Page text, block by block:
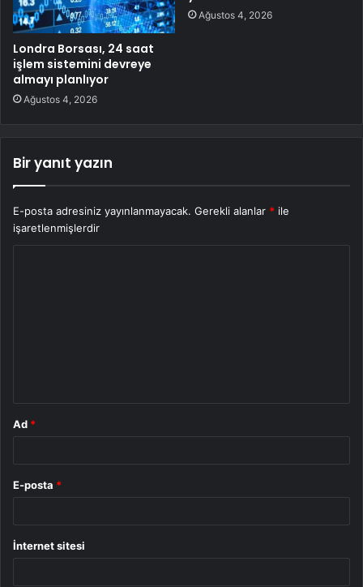
Londra Borsası, 24 saat
işlem sistemini devreye
almayı planlıyor
Ağustos 4, 2026
Ağustos 4, 2026
Bir yanıt yazın
E-posta adresiniz yayınlanmayacak. Gerekli alanlar * ile
işaretlenmişlerdir
Ad *
E-posta *
İnternet sitesi